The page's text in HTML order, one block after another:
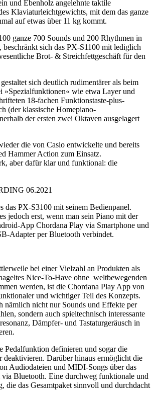
und Ebenholz angelehnte taktile
Klaviaturleichtgewichts, mit dem das ganze
auf etwas über 11 kg kommt.
ganze 700 Sounds und 200 Rhythmen in
beschränkt sich das PX-S1100 mit lediglich
Brot- & Streichfettgeschäft für den
sich deutlich rudimentärer als beim
»Spezialfunktionen« wie etwa Layer und
18-fachen Funktionstaste-plus-
(der klassische Homepiano-
der ersten zwei Oktaven ausgelagert
die von Casio entwickelte und bereits
Hammer Action zum Einsatz.
aber dafür klar und funktional: die
06.2021
das PX-S3100 mit seinem Bedienpanel.
jedoch erst, wenn man sein Piano mit der
App Chordana Play via Smartphone und
Adapter per Bluetooth verbindet.
bei einer Vielzahl an Produkten als
Nice-To-Have ohne weltbewegenden
werden, ist die Chordana Play App von
und wichtiger Teil des Konzepts.
nämlich nicht nur Sounds und Effekte per
sondern auch spieltechnisch interessante
Dämpfer- und Tastaturgeräusch in
Pedalfunktion definieren und sogar die
deaktivieren. Darüber hinaus ermöglicht die
Audiodateien und MIDI-Songs über das
via Bluetooth. Eine durchweg funktionale und
die das Gesamtpaket sinnvoll und durchdacht